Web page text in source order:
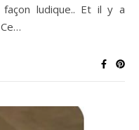
ludique.. Et il y a